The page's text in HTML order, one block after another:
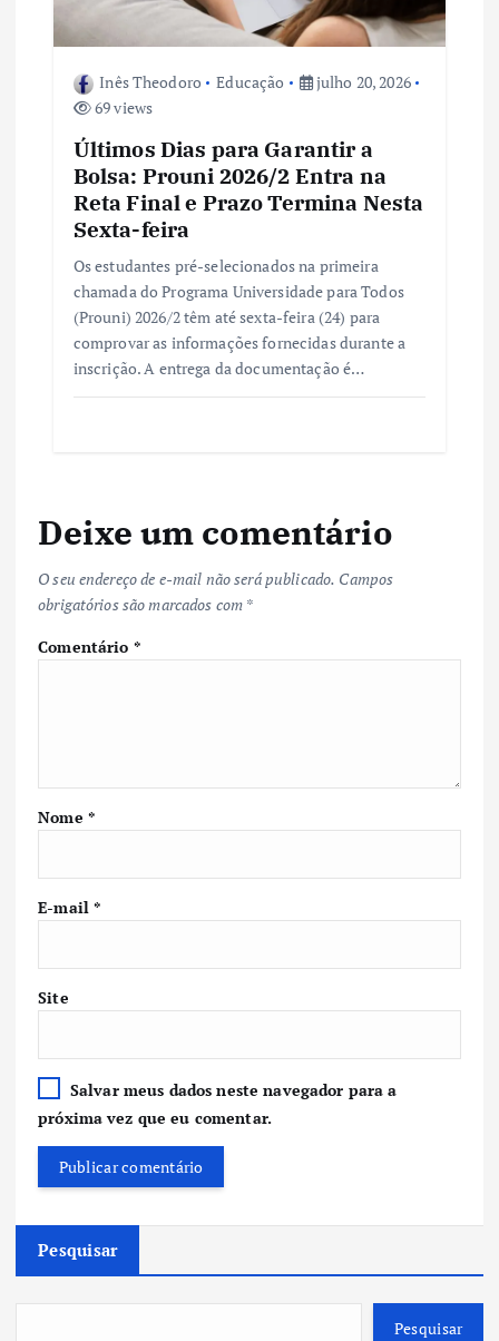
Inês Theodoro Educação
julho 20, 2026
69 views
Últimos Dias para Garantir a
Bolsa: Prouni 2026/2 Entra na
Reta Final e Prazo Termina Nesta
Sexta-feira
Os estudantes pré-selecionados na primeira
chamada do Programa Universidade para Todos
(Prouni) 2026/2 têm até sexta-feira (24) para
comprovar as informações fornecidas durante a
inscrição. A entrega da documentação é…
Deixe um comentário
O seu endereço de e-mail não será publicado. Campos
obrigatórios são marcados com *
Comentário *
Nome *
E-mail*
Site
Salvar meus dados neste navegador para a
próxima vez que eu comentar.
Pesquisar
Pesquisar